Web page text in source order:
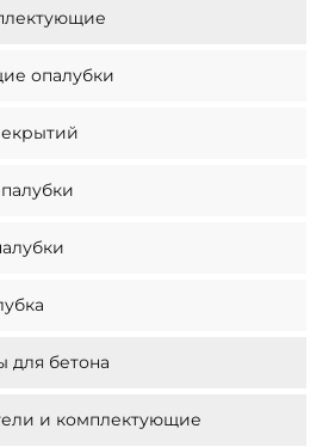
опалубки
для бетона
и комплектующие